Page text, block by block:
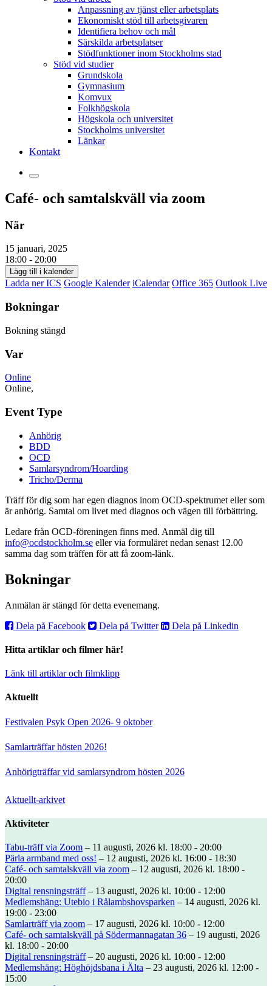
Anpassning av tjänst eller arbetsplats
Ekonomiskt stöd till arbetsgivaren
Identifiera behov och mål
Särskilda arbetsplatser
Stödfunktioner inom Stockholms stad
Stöd vid studier
Grundskola
Gymnasium
Komvux
Folkhögskola
Högskola och universitet
Stockholms universitet
Länkar
Kontakt
Café- och samtalskväll via zoom
När
15 januari, 2025
18:00 - 20:00
Lägg till i kalender
Ladda ner ICS Google Kalender iCalendar Office 365 Outlook Live
Bokningar
Bokning stängd
Var
Online
Online,
Event Type
Anhörig
BDD
OCD
Samlarsyndrom/Hoarding
Tricho/Derma
Träff för dig som har egen diagnos inom OCD-spektrumet eller som
är anhörig. Samtal om livet med diagnos och vägen till förbättring.
Ledare från OCD-föreningen finns med. Anmäl dig till
info@ocdstockholm.se eller via formuläret nedan senast 12.00
samma dag som träffen för att få zoom-länk.
Bokningar
Anmälan är stängd för detta evenemang.
Dela på Facebook
Dela på Twitter Dela på Linkedin
Hitta artiklar och filmer här!
Länk till artiklar och filmklipp
Aktuellt
Festivalen Psyk Open 2026- 9 oktober
Samlarträffar hösten 2026!
Anhörigträffar vid samlarsyndrom hösten 2026
Aktuellt-arkivet
Aktiviteter
Tabu-träff via Zoom – 11 augusti, 2026 kl. 18:00 - 20:00
Pärla armband med oss! – 12 augusti, 2026 kl. 16:00 - 18:30
Café- och samtalskväll via zoom – 12 augusti, 2026 kl. 18:00 -
20:00
Digital rensningsträff– 13 augusti, 2026 kl. 10:00 - 12:00
Medlemshäng: Utebio i Rålambshovsparken – 14 augusti, 2026 kl.
19:00 - 23:00
Samlarträff via zoom – 17 augusti, 2026 kl. 10:00 - 12:00
Café- och samtalskväll på Södermannagatan 36 – 19 augusti, 2026
kl. 18:00 - 20:00
Digital rensningsträff– 20 augusti, 2026 kl. 10:00 - 12:00
Medlemshäng: Höghöjdsbana i Älta – 23 augusti, 2026 kl. 12:00 -
15:00